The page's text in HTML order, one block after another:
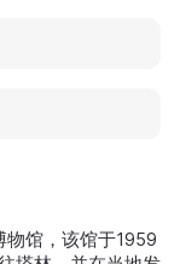
馆，该馆于1959